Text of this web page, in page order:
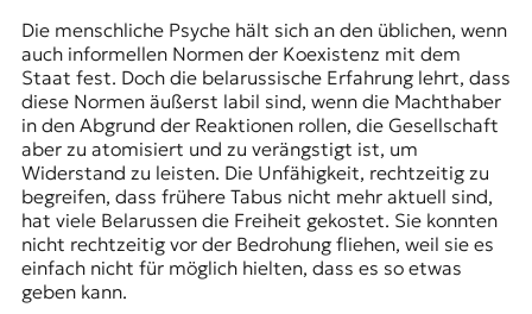
Die menschliche Psyche hält sich an den üblichen, wenn
auch informellen Normen der Koexistenz mit dem
Staat fest. Doch die belarussische Erfahrung lehrt, dass
diese Normen äußerst labil sind, wenn die Machthaber
in den Abgrund der Reaktionen rollen, die Gesellschaft
aber zu atomisiert und zu verängstigt ist, um
Widerstand zu leisten. Die Unfähigkeit, rechtzeitig zu
begreifen, dass frühere Tabus nicht mehr aktuell sind,
hat viele Belarussen die Freiheit gekostet. Sie konnten
nicht rechtzeitig vor der Bedrohung fliehen, weil sie es
einfach nicht für möglich hielten, dass es so etwas
geben kann.